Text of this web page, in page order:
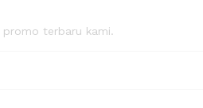
terbaru kami.